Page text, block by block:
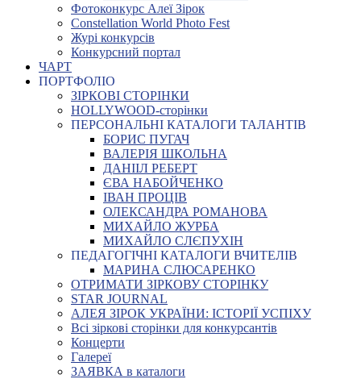
Фотоконкурс Алеї Зірок
Constellation World Photo Fest
Журі конкурсів
Конкурсний портал
ЧАРТ
ПОРТФОЛІО
ЗІРКОВІ СТОРІНКИ
HOLLYWOOD-сторінки
ПЕРСОНАЛЬНІ КАТАЛОГИ ТАЛАНТІВ
БОРИС ПУГАЧ
ВАЛЕРІЯ ШКОЛЬНА
ДАНІІЛ РЕБЕРТ
ЄВА НАБОЙЧЕНКО
ІВАН ПРОЦІВ
ОЛЕКСАНДРА РОМАНОВА
МИХАЙЛО ЖУРБА
МИХАЙЛО СЛЄПУХІН
ПЕДАГОГІЧНІ КАТАЛОГИ ВЧИТЕЛІВ
МАРИНА СЛЮСАРЕНКО
ОТРИМАТИ ЗІРКОВУ СТОРІНКУ
STAR JOURNAL
АЛЕЯ ЗІРОК УКРАЇНИ: ІСТОРІЇ УСПІХУ
Всі зіркові сторінки для конкурсантів
Концерти
Галереї
ЗАЯВКА в каталоги